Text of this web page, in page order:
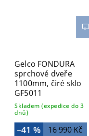
Gelco FONDURA
sprchové dveře
1100mm, čiré sklo
GF5011
Skladem (expedice do 3
dnů)
16 990 Kč
–41 %